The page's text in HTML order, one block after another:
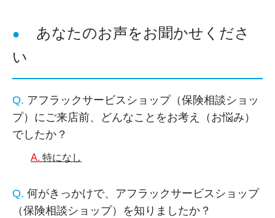
あなたのお声をお聞かせくださ
い
アフラックサービスショップ（保険相談ショッ
プ）にご来店前、どんなことをお考え（お悩み）
でしたか？
特になし
何がきっかけで、アフラックサービスショップ
（保険相談ショップ）を知りましたか？